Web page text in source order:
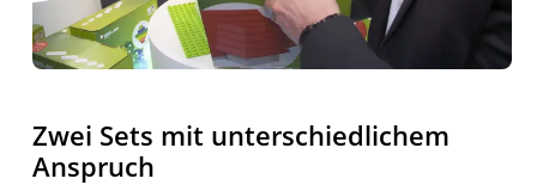
Zwei Sets mit unterschiedlichem
Anspruch